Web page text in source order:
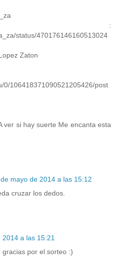
:
status/470176146160513024
Zaton
0/106418371090521205426/post
ver si hay suerte Me encanta esta
mayo de 2014 a las 15:12
cruzar los dedos.
a las 15:21
por el sorteo :)